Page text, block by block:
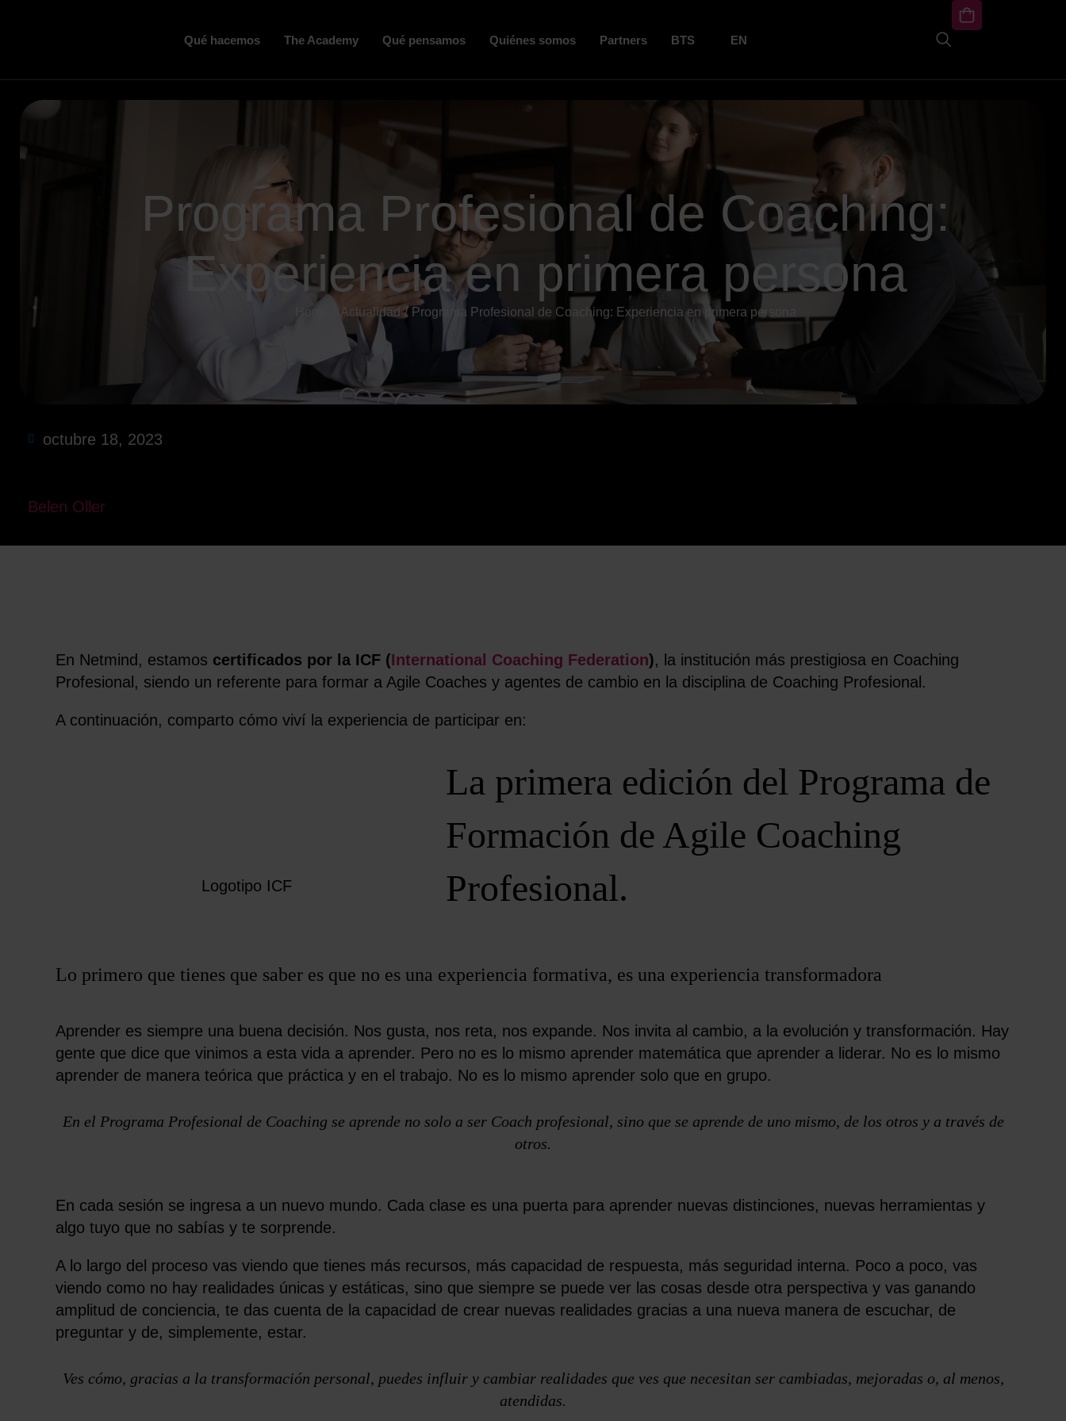
Qué hacemos The Academy Qué pensamos Quiénes somos Partners BTS EN
Programa Profesional de Coaching:
Experiencia en primera persona
Actualidad Programa Profesional de Coaching: Experiencia en primera persona
octubre 18, 2023
Belen Oller
En Netmind, estamos certificados por la ICF (International Coaching Federation), la institución más prestigiosa en Coaching
Profesional, siendo un referente para formar a Agile Coaches y agentes de cambio en la disciplina de Coaching Profesional.
A continuación, comparto cómo viví la experiencia de participar en:
Logotipo ICF
La primera edición del Programa de
Formación de Agile Coaching
Profesional.
Lo primero que tienes que saber es que no es una experiencia formativa, es una experiencia transformadora
Aprender es siempre una buena decisión. Nos gusta, nos reta, nos expande. Nos invita al cambio, a la evolución y transformación. Hay
gente que dice que vinimos a esta vida a aprender. Pero no es lo mismo aprender matemática que aprender a liderar. No es lo mismo
aprender de manera teórica que práctica y en el trabajo. No es lo mismo aprender solo que en grupo.
En el Programa Profesional de Coaching se aprende no solo a ser Coach profesional, sino que se aprende de uno mismo, de los otros y a través de
otros.
En cada sesión se ingresa a un nuevo mundo. Cada clase es una puerta para aprender nuevas distinciones, nuevas herramientas y
algo tuyo que no sabías y te sorprende.
A lo largo del proceso vas viendo que tienes más recursos, más capacidad de respuesta, más seguridad interna. Poco a poco, vas
viendo como no hay realidades únicas y estáticas, sino que siempre se puede ver las cosas desde otra perspectiva y vas ganando
amplitud de conciencia, te das cuenta de la capacidad de crear nuevas realidades gracias a una nueva manera de escuchar, de
preguntar y de, simplemente, estar.
Ves cómo, gracias a la transformación personal, puedes influir y cambiar realidades que ves que necesitan ser cambiadas, mejoradas o, al menos,
atendidas.